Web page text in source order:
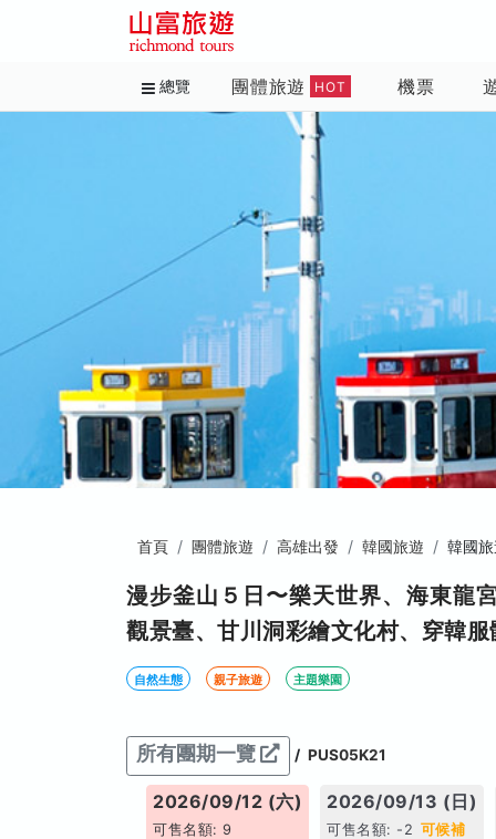
總覽 團體旅遊 HOT 機票
首頁 團體旅遊 高雄出發 韓國旅遊 韓國
漫步釜山５日〜樂天世界、海東龍
觀景臺、甘川洞彩繪文化村、穿韓
自然生態 親子旅遊 主題樂園
所有團期一覽 / PUS05K21
2026/09/12 (六)
可售名額: 9
2026/09/13 (日)
可售名額: -2 可候補